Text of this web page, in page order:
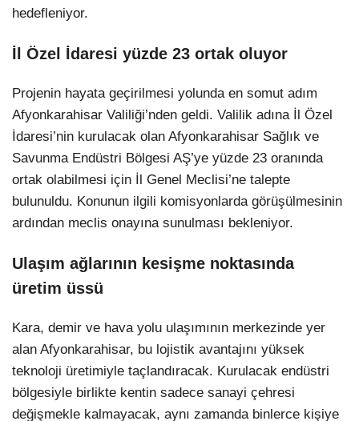
hedefleniyor.
İl Özel İdaresi yüzde 23 ortak oluyor
Projenin hayata geçirilmesi yolunda en somut adım
Afyonkarahisar Valiliği’nden geldi. Valilik adına İl Özel
İdaresi’nin kurulacak olan Afyonkarahisar Sağlık ve
Savunma Endüstri Bölgesi AŞ’ye yüzde 23 oranında
ortak olabilmesi için İl Genel Meclisi’ne talepte
bulunuldu. Konunun ilgili komisyonlarda görüşülmesinin
ardından meclis onayına sunulması bekleniyor.
Ulaşım ağlarının kesişme noktasında
üretim üssü
Kara, demir ve hava yolu ulaşımının merkezinde yer
alan Afyonkarahisar, bu lojistik avantajını yüksek
teknoloji üretimiyle taçlandıracak. Kurulacak endüstri
bölgesiyle birlikte kentin sadece sanayi çehresi
değişmekle kalmayacak, aynı zamanda binlerce kişiye